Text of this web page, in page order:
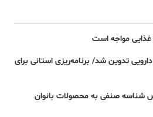
غذایی مواجه است
تدوین شد/ برنامه‌ریزی استانی برای
شناسه صنفی به محصولات بانوان